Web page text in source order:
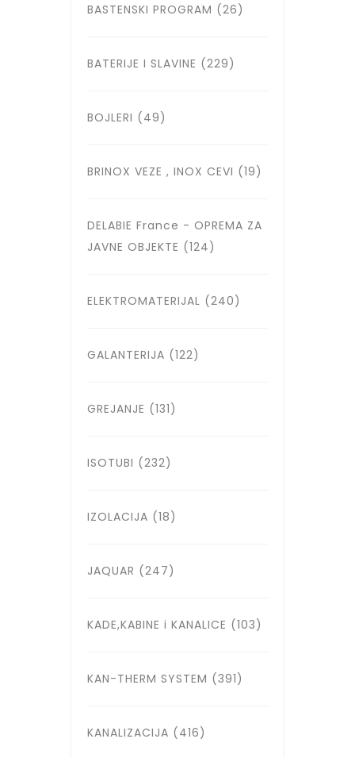
BASTENSKI PROGRAM (26)
BATERIJE I SLAVINE (229)
BOJLERI (49)
BRINOX VEZE , INOX CEVI (19)
DELABIE France - OPREMA ZA
JAVNE OBJEKTE (124)
ELEKTROMATERIJAL (240)
GALANTERIJA (122)
GREJANJE (131)
ISOTUBI (232)
IZOLACIJA (18)
JAQUAR (247)
KADE,KABINE i KANALICE (103)
KAN-THERM SYSTEM (391)
KANALIZACIJA (416)